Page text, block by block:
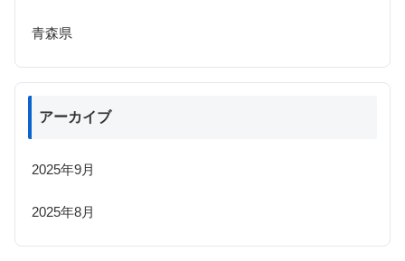
青森県
アーカイブ
2025年9月
2025年8月